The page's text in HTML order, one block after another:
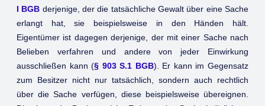
I BGB derjenige, der die tatsächliche Gewalt über eine Sache
erlangt hat, sie beispielsweise in den Händen hält.
Eigentümer ist dagegen derjenige, der mit einer Sache nach
Belieben verfahren und andere von jeder Einwirkung
ausschließen kann (§ 903 S.1 BGB). Er kann im Gegensatz
zum Besitzer nicht nur tatsächlich, sondern auch rechtlich
über die Sache verfügen, diese beispielsweise übereignen.